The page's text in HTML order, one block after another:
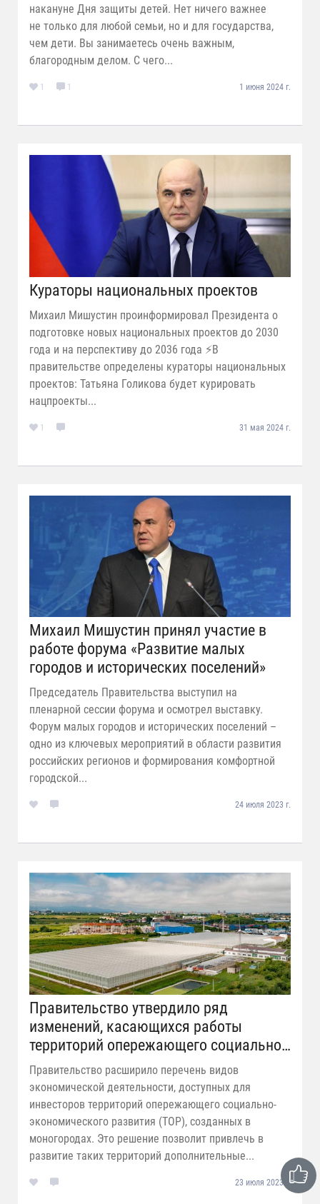
накануне Дня защиты детей. Нет ничего важнее
не только для любой семьи, но и для государства,
чем дети. Вы занимаетесь очень важным,
благородным делом. С чего...
1 1 1 июня 2024 г.
Кураторы национальных проектов
Михаил Мишустин проинформировал Президента о
подготовке новых национальных проектов до 2030
года и на перспективу до 2036 года ⚡️В
правительстве определены кураторы национальных
проектов: Татьяна Голикова будет курировать
нацпроекты...
1 31 мая 2024 г.
Михаил Мишустин принял участие в
работе форума «Развитие малых
городов и исторических поселений»
Председатель Правительства выступил на
пленарной сессии форума и осмотрел выставку.
Форум малых городов и исторических поселений –
одно из ключевых мероприятий в области развития
российских регионов и формирования комфортной
городской...
24 июля 2023 г.
Правительство утвердило ряд
изменений, касающихся работы
территорий опережающего социально-
экономического развития
Правительство расширило перечень видов
экономической деятельности, доступных для
инвесторов территорий опережающего социально-
экономического развития (ТОР), созданных в
моногородах. Это решение позволит привлечь в
развитие таких территорий дополнительные...
23 июля 2023 г.